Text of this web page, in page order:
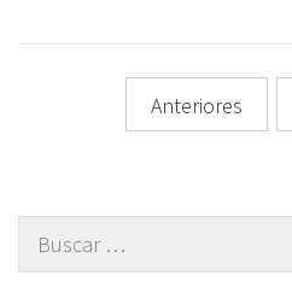
NavegaciónAnteriores
Buscar: